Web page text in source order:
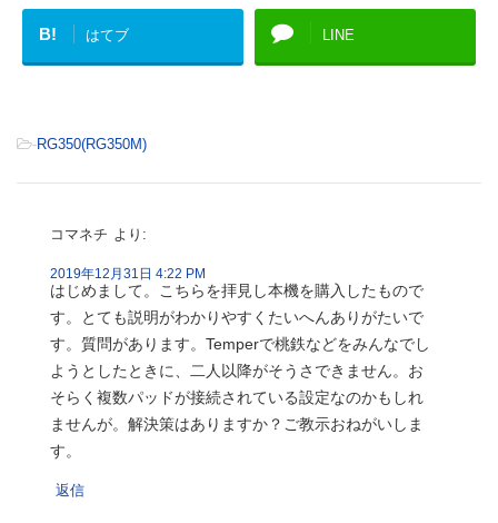
B! はてブ LINE
-RG350(RG350M)
コマネチ より:
2019年12月31日 4:22 PM
はじめまして。こちらを拝見し本機を購入したもので
す。とても説明がわかりやすくたいへんありがたいで
す。質問があります。Temperで桃鉄などをみんなでし
ようとしたときに、二人以降がそうさできません。お
そらく複数パッドが接続されている設定なのかもしれ
ませんが。解決策はありますか？ご教示おねがいしま
す。
返信